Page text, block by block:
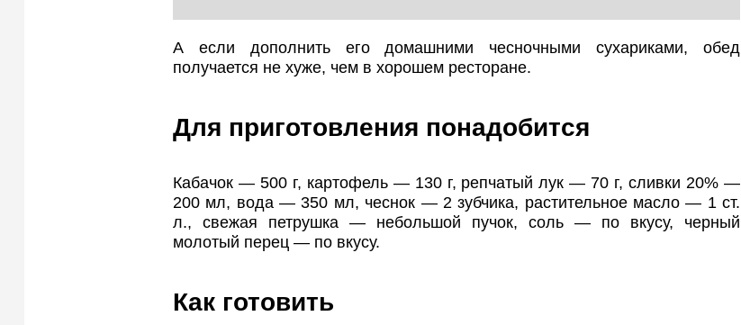
А если дополнить его домашними чесночными сухариками, обед
получается не хуже, чем в хорошем ресторане.
Для приготовления понадобится
Кабачок — 500 г, картофель — 130 г, репчатый лук — 70 г, сливки 20% —
200 мл, вода — 350 мл, чеснок — 2 зубчика, растительное масло — 1 ст.
л., свежая петрушка — небольшой пучок, соль — по вкусу, черный
молотый перец — по вкусу.
Как готовить